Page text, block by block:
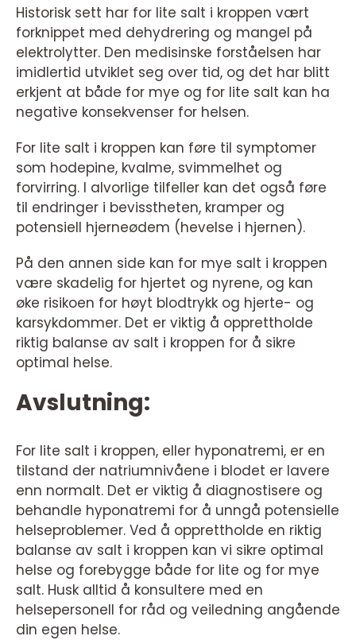
Historisk sett har for lite salt i kroppen vært
forknippet med dehydrering og mangel på
elektrolytter. Den medisinske forståelsen har
imidlertid utviklet seg over tid, og det har blitt
erkjent at både for mye og for lite salt kan ha
negative konsekvenser for helsen.
For lite salt i kroppen kan føre til symptomer
som hodepine, kvalme, svimmelhet og
forvirring. I alvorlige tilfeller kan det også føre
til endringer i bevisstheten, kramper og
potensiell hjerneødem (hevelse i hjernen).
På den annen side kan for mye salt i kroppen
være skadelig for hjertet og nyrene, og kan
øke risikoen for høyt blodtrykk og hjerte- og
karsykdommer. Det er viktig å opprettholde
riktig balanse av salt i kroppen for å sikre
optimal helse.
Avslutning:
For lite salt i kroppen, eller hyponatremi, er en
tilstand der natriumnivåene i blodet er lavere
enn normalt. Det er viktig å diagnostisere og
behandle hyponatremi for å unngå potensielle
helseproblemer. Ved å opprettholde en riktig
balanse av salt i kroppen kan vi sikre optimal
helse og forebygge både for lite og for mye
salt. Husk alltid å konsultere med en
helsepersonell for råd og veiledning angående
din egen helse.